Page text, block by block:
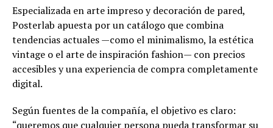
Especializada en arte impreso y decoración de pared,
Posterlab apuesta por un catálogo que combina
tendencias actuales —como el minimalismo, la estética
vintage o el arte de inspiración fashion— con precios
accesibles y una experiencia de compra completamente
digital.
Según fuentes de la compañía, el objetivo es claro:
“queremos que cualquier persona pueda transformar su